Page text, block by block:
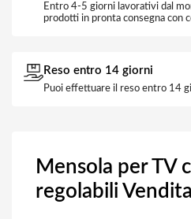
Entro 4-5 giorni lavorativi dal
prodotti in pronta consegna con
Reso entro 14 giorni
Puoi effettuare il reso entro 14
Mensola per TV
regolabili